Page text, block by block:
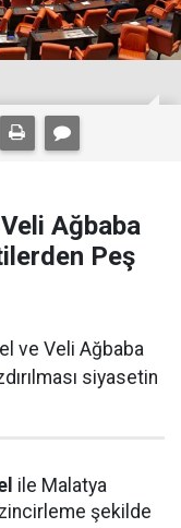
Ağbaba
Peş
ve Veli Ağbaba
siyasetin
ile Malatya
şekilde